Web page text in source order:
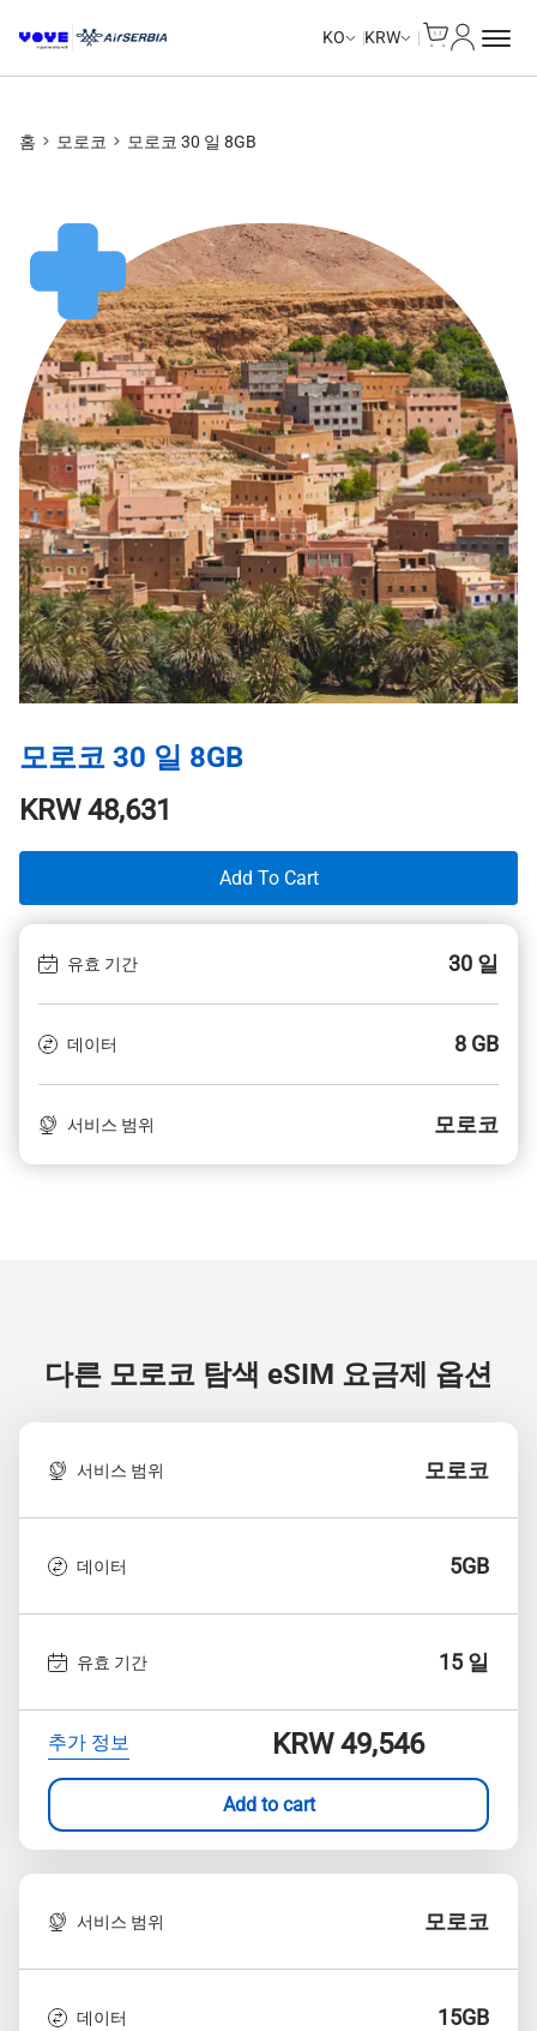
KO KRW
홈 모로코 모로코 30 일 8GB
모로코 30 일 8GB
KRW48,631
Add To Cart
유효 기간 30 일
데이터 8 GB
서비스 범위 모로코
다른 모로코 탐색 eSIM 요금제 옵션
서비스 범위 모로코
데이터 5GB
유효 기간 15 일
추가 정보 KRW 49,546
Add to cart
서비스 범위 모로코
데이터 15GB